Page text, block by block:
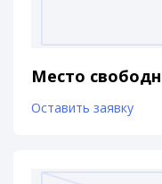
Место
Оставить заявку